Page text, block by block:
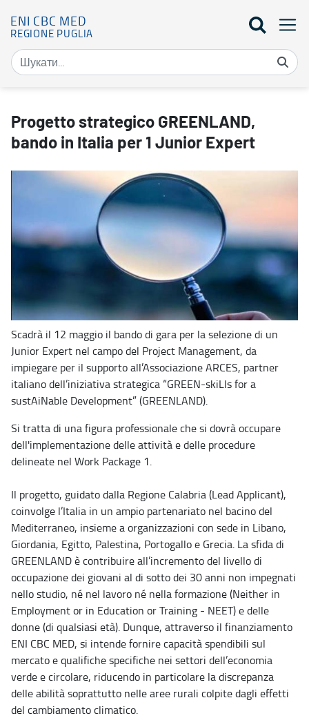
ENI CBC MED
REGIONE PUGLIA
Progetto strategico GREENLAND,
bando in Italia per 1 Junior Expert
Scadrà il 12 maggio il bando di gara per la selezione di un
Junior Expert nel campo del Project Management, da
impiegare per il supporto all’Associazione ARCES, partner
italiano dell’iniziativa strategica “GREEN-skiLls for a
sustAiNable Development” (GREENLAND).
Si tratta di una figura professionale che si dovrà occupare
dell'implementazione delle attività e delle procedure
delineate nel Work Package 1.
Il progetto, guidato dalla Regione Calabria (Lead Applicant),
coinvolge l’Italia in un ampio partenariato nel bacino del
Mediterraneo, insieme a organizzazioni con sede in Libano,
Giordania, Egitto, Palestina, Portogallo e Grecia. La sfida di
GREENLAND è contribuire all’incremento del livello di
occupazione dei giovani al di sotto dei 30 anni non impegnati
nello studio, né nel lavoro né nella formazione (Neither in
Employment or in Education or Training - NEET) e delle
donne (di qualsiasi età). Dunque, attraverso il finanziamento
ENI CBC MED, si intende fornire capacità spendibili sul
mercato e qualifiche specifiche nei settori dell’economia
verde e circolare, riducendo in particolare la discrepanza
delle abilità soprattutto nelle aree rurali colpite dagli effetti
del cambiamento climatico.